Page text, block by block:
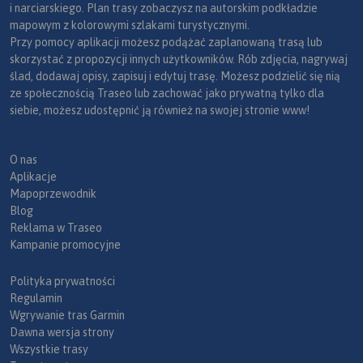
W bezpośrednim sąsiedztwie odcinków Szlaku Szwejka
przebiega jedna z najciekawszych tras w Karpatach, czyli
międzynarodowy szlakGreenway Karpaty Wschodnie,
znany również jako „Zielony Rower”. To sieć tras licząca w
najpiękniejsze zakątki polskich i słowackich Bieszczad
oraz pogranicza ukraińskiego. W Polsce jeden z głównych
korytarzy tej sieci biegnie z przejścia granicznego w
Krościenku przez Ustrzyki Dolne, Lesko i Sanok, a dalej w
kierunku granicy ze Słowacją. Szlak został pomyślany jako
lokalnymi drogami asfaltowymi i dobrymi szutrami.
Na trasie Greenway mijamy malownicze wsie z
drewnianymi cerkwiami, jak chociażby Hoszów czy
i narciarskiego. Plan trasy zobaczysz na autorskim podkładzie
mapowym z kolorowymi szlakami turystycznymi.
Przy pomocy aplikacji możesz podążać zaplanowaną trasą lub
skorzystać z propozycji innych użytkowników. Rób zdjęcia, nagrywaj
ślad, dodawaj opisy, zapisuj i edytuj trasę. Możesz podzielić się nią
ze społecznością Traseo lub zachować jako prywatną tylko dla
siebie, możesz udostępnić ją również na swojej stronie www!
O nas
Aplikacje
Mapoprzewodnik
Blog
Reklama w Traseo
Kampanie promocyjne
Polityka prywatności
Regulamin
Wgrywanie tras Garmin
Dawna wersja strony
Wszystkie trasy